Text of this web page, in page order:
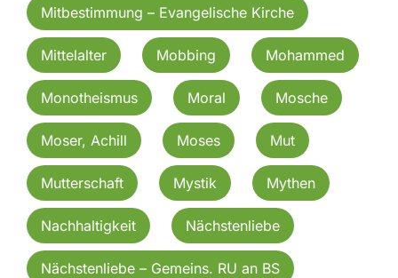
Mitbestimmung – Evangelische Kirche
Mittelalter Mobbing Mohammed
Monotheismus Moral Mosche
Moser, Achill Moses Mut
Mutterschaft Mystik Mythen
Nachhaltigkeit Nächstenliebe
Nächstenliebe – Gemeins. RU an BS